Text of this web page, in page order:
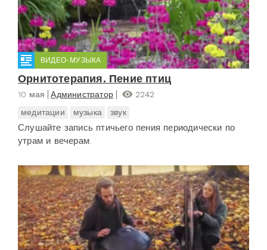
ВИДЕО-МУЗЫКА
Орнитотерапия. Пение птиц
10 мая Администратор
2242
медитации
музыка звук
Слушайте запись птичьего пения периодически по
утрам и вечерам.